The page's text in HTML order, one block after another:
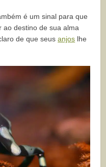
é um sinal para que
ao destino de sua alma
de que seusanjos lhe